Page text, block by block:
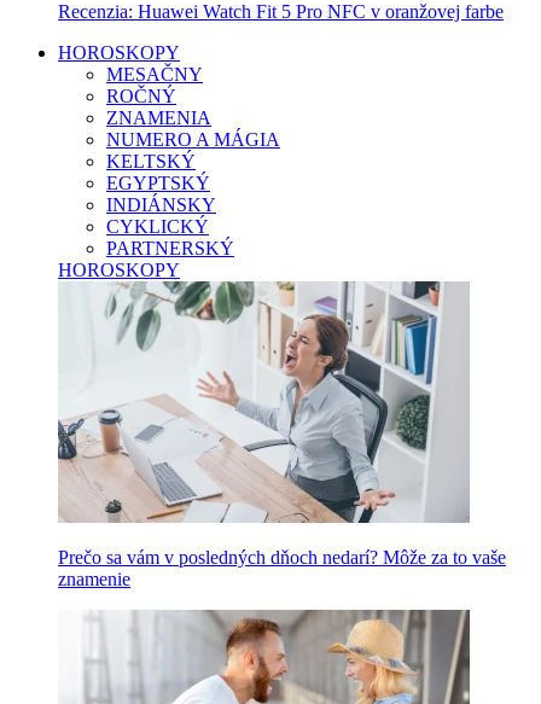
Recenzia: Huawei Watch Fit 5 Pro NFC v oranžovej farbe
HOROSKOPY
MESAČNY
ROČNÝ
ZNAMENIA
NUMERO A MÁGIA
KELTSKÝ
EGYPTSKÝ
INDIÁNSKY
CYKLICKÝ
PARTNERSKÝ
HOROSKOPY
Prečo sa vám v posledných dňoch nedarí? Môže za to vaše
znamenie